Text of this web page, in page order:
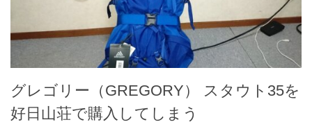
グレゴリー（GREGORY） スタウト35を
好日山荘で購入してしまう